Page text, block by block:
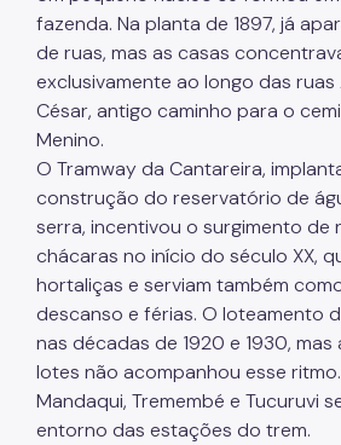
fazenda. Na planta de 1897, já
de ruas, mas as casas
exclusivamente ao longo das ruas
César, antigo caminho para o
Menino.
O Tramway da Cantareira,
construção do reservatório de
serra, incentivou o surgimento de
chácaras no início do século XX,
hortaliças e serviam também
descanso e férias. O loteamento
nas décadas de 1920 e 1930,
lotes não acompanhou esse
Mandaqui, Tremembé e Tucuruvi
entorno das estações do trem.